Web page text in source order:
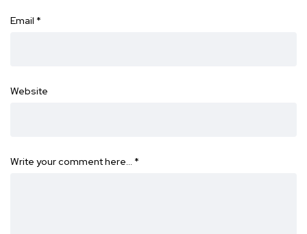
Email *
Website
Write your comment here… *